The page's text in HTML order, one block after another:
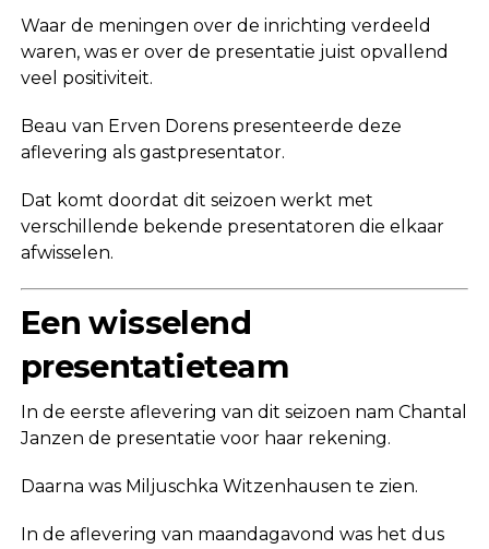
Waar de meningen over de inrichting verdeeld
waren, was er over de presentatie juist opvallend
veel positiviteit.
Beau van Erven Dorens presenteerde deze
aflevering als gastpresentator.
Dat komt doordat dit seizoen werkt met
verschillende bekende presentatoren die elkaar
afwisselen.
Een wisselend
presentatieteam
In de eerste aflevering van dit seizoen nam Chantal
Janzen de presentatie voor haar rekening.
Daarna was Miljuschka Witzenhausen te zien.
In de aflevering van maandagavond was het dus